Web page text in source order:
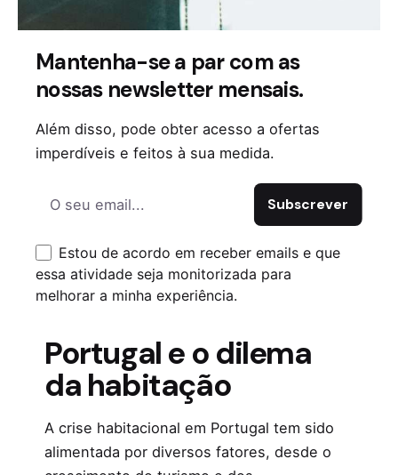
legislação é evitar que os terrenos
especulação imobiliária. Para isso, o
Governo determinou que as novas
prioritariamente a quem mais precisa, com
preços regulados.
No entanto, há dúvidas sobre como este
os municípios não tiverem os recursos para
monitorar e regular o mercado, o risco de
desvio dos objetivos iniciais permanece.
Portugal e o dilema
da habitação
A crise habitacional em Portugal tem sido
alimentada por diversos fatores, desde o
Mantenha-se a par com as
nossas newsletter mensais.
Além disso, pode obter acesso a ofertas
imperdíveis e feitos à sua medida.
Estou de acordo em receber emails e que
essa atividade seja monitorizada para
melhorar a minha experiência.